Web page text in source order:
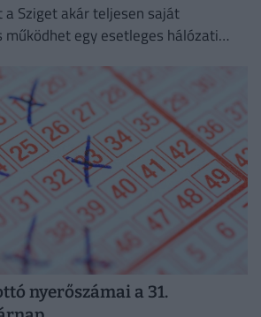
a Sziget akár teljesen saját
egy esetleges hálózati
nyerőszámai a 31.